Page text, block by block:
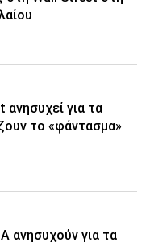
ανησυχεί για τα
το «φάντασμα»
ανησυχούν για τα